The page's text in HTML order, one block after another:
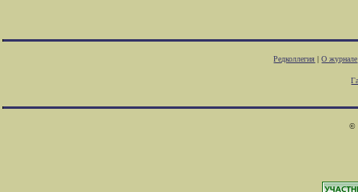
Редколлегия |О журнале
©